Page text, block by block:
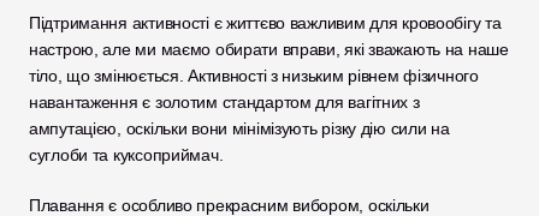
Підтримання активності є життєво важливим для кровообігу та
настрою, але ми маємо обирати вправи, які зважають на наше
тіло, що змінюється. Активності з низьким рівнем фізичного
навантаження є золотим стандартом для вагітних з
ампутацією, оскільки вони мінімізують різку дію сили на
суглоби та куксоприймач.
Плавання є особливо прекрасним вибором, оскільки